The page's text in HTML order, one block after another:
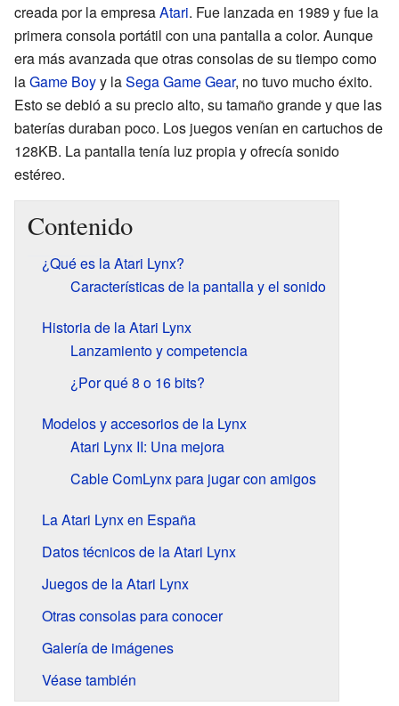
creada por la empresaAtari. Fue lanzada en 1989 y fue la
primera consola portátil con una pantalla a color. Aunque
era más avanzada que otras consolas de su tiempo como
laGame Boyy laSega Game Gear, no tuvo mucho éxito.
Esto se debió a su precio alto, su tamaño grande y que las
baterías duraban poco. Los juegos venían en cartuchos de
128KB. La pantalla tenía luz propia y ofrecía sonido
estéreo.
Contenido
¿Qué es la Atari Lynx?
Características de la pantalla y el sonido
Historia de la Atari Lynx
Lanzamiento y competencia
¿Por qué 8 o 16 bits?
Modelos y accesorios de la Lynx
Atari Lynx II: Una mejora
Cable ComLynx para jugar con amigos
La Atari Lynx en España
Datos técnicos de la Atari Lynx
Juegos de la Atari Lynx
Otras consolas para conocer
Galería de imágenes
Véase también